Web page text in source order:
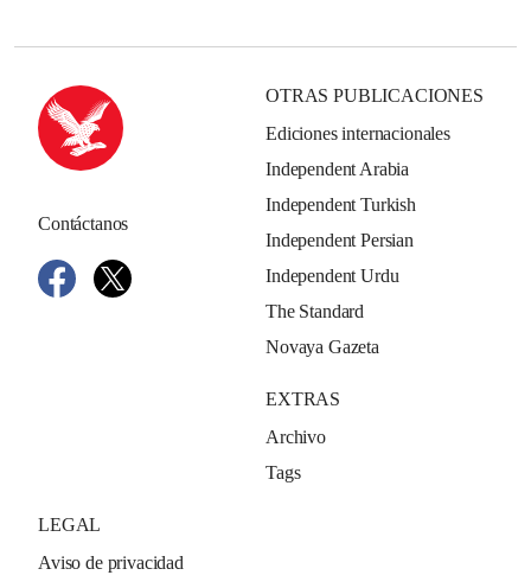
Contáctanos
OTRAS PUBLICACIONES
Ediciones internacionales
Independent Arabia
Independent Turkish
Independent Persian
Independent Urdu
The Standard
Novaya Gazeta
EXTRAS
Archivo
Tags
LEGAL
Aviso de privacidad